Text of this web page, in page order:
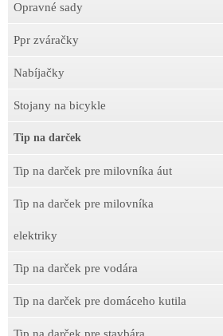
Opravné sady
Ppr zváračky
Nabíjačky
Stojany na bicykle
Tip na darček
Tip na darček pre milovníka áut
Tip na darček pre milovníka
elektriky
Tip na darček pre vodára
Tip na darček pre domáceho kutila